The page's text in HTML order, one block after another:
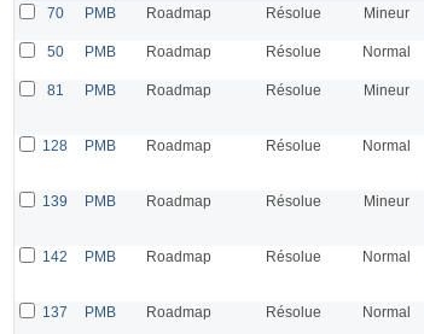
70
PMB Roadmap Résolue Mineur
50 PMB Roadmap Résolue Normal
81 PMB Roadmap Résolue Mineur
128 PMB Roadmap Résolue Normal
139 PMB Roadmap Résolue Mineur
142 PMB Roadmap Résolue Normal
137 PMB Roadmap Résolue Normal